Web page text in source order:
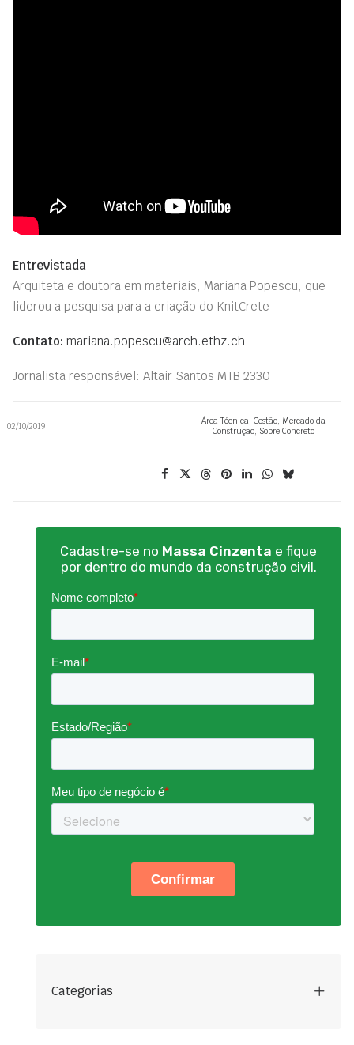
Entrevistada
Arquiteta e doutora em materiais, Mariana Popescu, que
liderou a pesquisa para a criação do KnitCrete
Contato: mariana.popescu@arch.ethz.ch
Jornalista responsável: Altair Santos MTB 2330
02/10/2019 Área Técnica, Gestão, Mercado da
Construção, Sobre Concreto
Cadastre-se no Massa Cinzenta e fique
por dentro do mundo da construção civil.
Categorias